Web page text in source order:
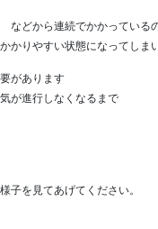
どから連続でかかっている
かりやすい状態になってしま
があります
が進行しなくなるまで
子を見てあげてください。